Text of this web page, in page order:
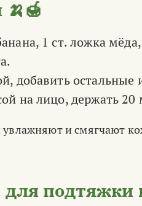
1 ст. ложка
добавить
на лицо, держать
увлажняют и смягчают
подтяжки